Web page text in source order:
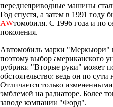
переднеприводные машины
Год спустя, а затем в 1991
AWтомобиля. С 1996 года и по
поколения.
Автомобиль марки "Меркьюри"
поэтому выбор американского
рубрики "Вторые руки" может
обстоятельство: ведь он по
Отличается только
эмблемой на радиаторе. Более
заводе компании "Форд".